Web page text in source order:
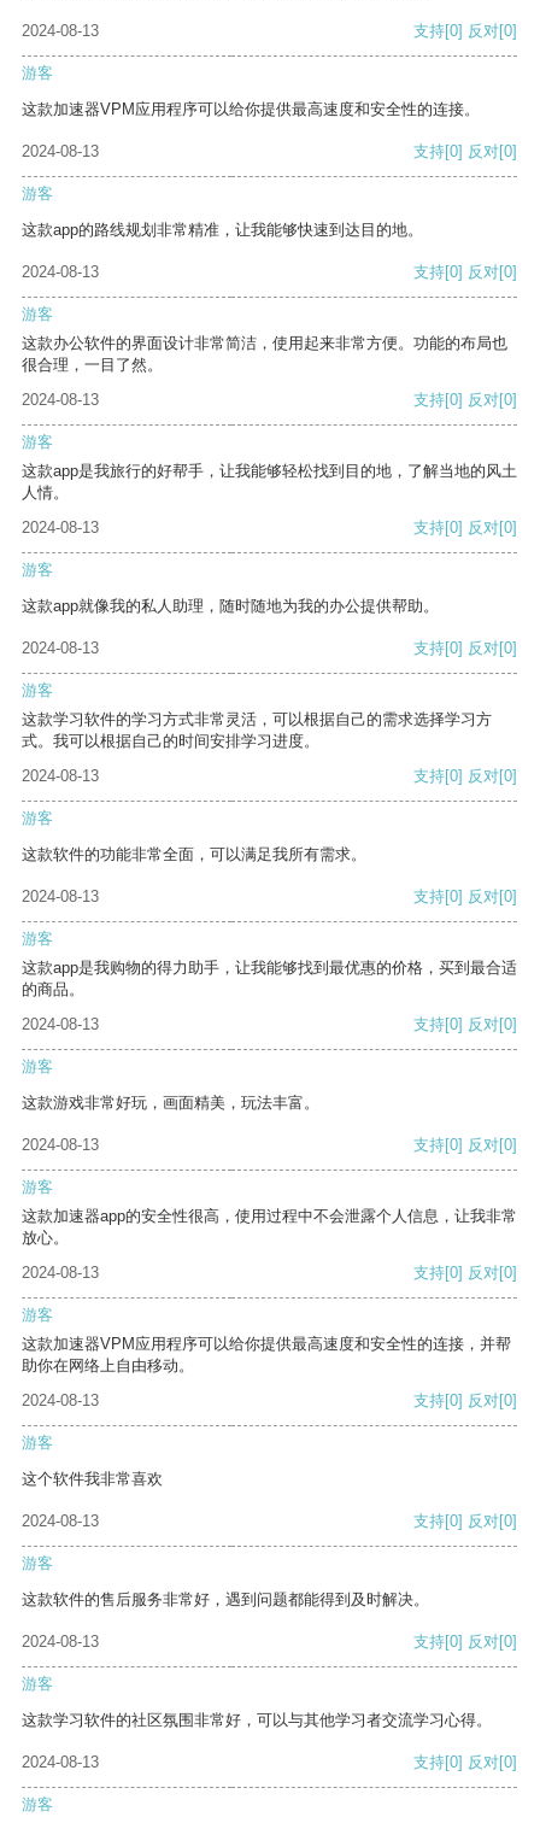
2024-08-13 支持[0] 反对[0]
游客
这款加速器VPM应用程序可以给你提供最高速度和安全性的连接。
2024-08-13 支持[0] 反对[0]
游客
这款app的路线规划非常精准，让我能够快速到达目的地。
2024-08-13 支持[0] 反对[0]
游客
这款办公软件的界面设计非常简洁，使用起来非常方便。功能的布局也
很合理，一目了然。
2024-08-13
支持[0] 反对[0]
游客
这款app是我旅行的好帮手，让我能够轻松找到目的地，了解当地的风土
人情。
2024-08-13
支持[0] 反对[0]
游客
这款app就像我的私人助理，随时随地为我的办公提供帮助。
2024-08-13 支持[0] 反对[0]
游客
这款学习软件的学习方式非常灵活，可以根据自己的需求选择学习方
式。我可以根据自己的时间安排学习进度。
2024-08-13
支持[0] 反对[0]
游客
这款软件的功能非常全面，可以满足我所有需求。
2024-08-13 支持[0] 反对[0]
游客
这款app是我购物的得力助手，让我能够找到最优惠的价格，买到最合适
的商品。
2024-08-13
支持[0] 反对[0]
游客
这款游戏非常好玩，画面精美，玩法丰富。
2024-08-13 支持[0] 反对[0]
游客
这款加速器app的安全性很高，使用过程中不会泄露个人信息，让我非常
放心。
2024-08-13
支持[0] 反对[0]
游客
这款加速器VPM应用程序可以给你提供最高速度和安全性的连接，并帮
助你在网络上自由移动。
2024-08-13
支持[0] 反对[0]
游客
这个软件我非常喜欢
2024-08-13 支持[0] 反对[0]
游客
这款软件的售后服务非常好，遇到问题都能得到及时解决。
2024-08-13 支持[0] 反对[0]
游客
这款学习软件的社区氛围非常好，可以与其他学习者交流学习心得。
2024-08-13 支持[0] 反对[0]
游客